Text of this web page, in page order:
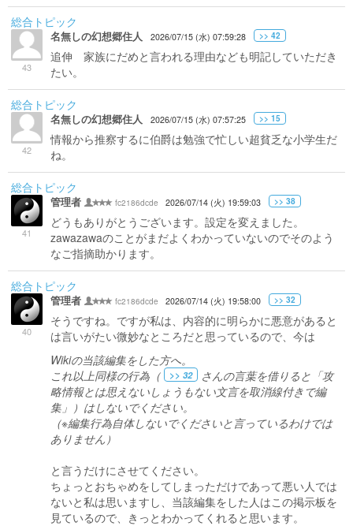
総合トピック
43
名無しの幻想郷住人 2026/07/15 (水) 07:59:28 >> 42
追伸 家族にだめと言われる理由なども明記していただき
たい。
総合トピック
42
名無しの幻想郷住人 2026/07/15 (水) 07:57:25 >> 15
情報から推察するに伯爵は勉強で忙しい超貧乏な小学生だ
ね。
総合トピック
41
管理者 fc2186dcde 2026/07/14 (火) 19:59:03 >> 38
どうもありがとうございます。設定を変えました。
zawazawaのことがまだよくわかっていないのでそのよう
なご指摘助かります。
総合トピック
40
管理者 fc2186dcde 2026/07/14 (火) 19:58:00 >> 32
そうですね。ですが私は、内容的に明らかに悪意があると
は言いがたい微妙なところだと思っているので、今は
Wikiの当該編集をした方へ。
これ以上同様の行為（
>> 32
さんの言葉を借りると「攻
略情報とは思えないしょうもない文言を取消線付きで編
集」）はしないでください。
（※編集行為自体しないでくださいと言っているわけでは
ありません）
と言うだけにさせてください。
ちょっとおちゃめをしてしまっただけであって悪い人では
ないと私は思いますし、当該編集をした人はこの掲示板を
見ているので、きっとわかってくれると思います。